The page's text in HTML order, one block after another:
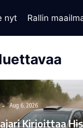
nyt Rallin
Aug 6, 2026
Kirjoittaa